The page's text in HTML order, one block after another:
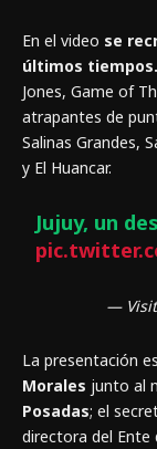
En el video se
últimos tiempos.
Jones, Game of
atrapantes de
Salinas Grandes,
y El Huancar.
Jujuy, un
— Visit
La presentación
Morales junto al
Posadas; el
directora del Ente